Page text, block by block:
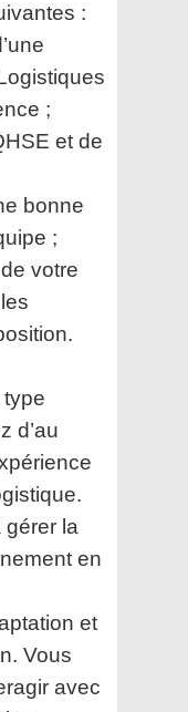
:
;
et de
bonne
;
votre
d’au
gérer la
en
et
Vous
avec